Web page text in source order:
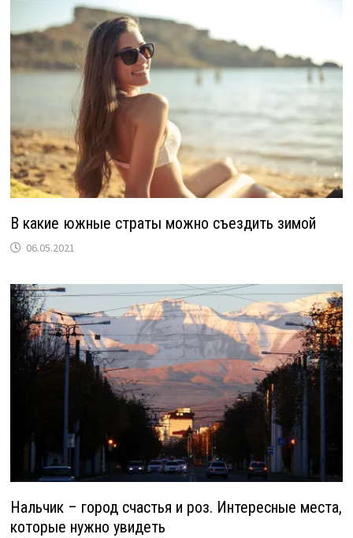
В какие южные страты можно съездить зимой
06.05.2021
Нальчик – город счастья и роз. Интересные места,
которые нужно увидеть